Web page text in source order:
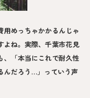
めっちゃかかるんじゃ
よね。実際、千葉市花見
、「本当にこれで耐久性
んだろう…」っていう声